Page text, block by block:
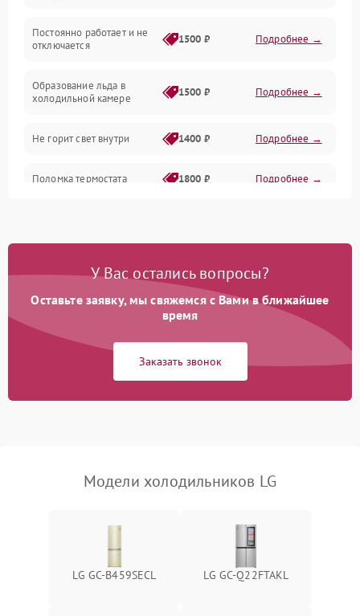
Постоянно работает и не
отключается
1500 ₽ Подробнее →
Образование льда в
холодильной камере
1500 ₽ Подробнее →
Не горит свет внутри 1400 ₽ Подробнее →
Поломка термостата 1800 ₽ Подробнее →
Образование конденсата
1800 ₽ Подробнее →
Сбой в работе инвертора
работе
2000 ₽ Подробнее →
У Вас остались вопросы?
Оставьте заявку, мы свяжемся с Вами в ближайшее
время
Заказать звонок
Модели холодильников LG
LG GC-B459SECL LG GC-Q22FTAKL